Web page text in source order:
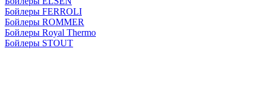
Бойлеры FERROLI
Бойлеры ROMMER
Бойлеры Royal Thermo
Бойлеры STOUT